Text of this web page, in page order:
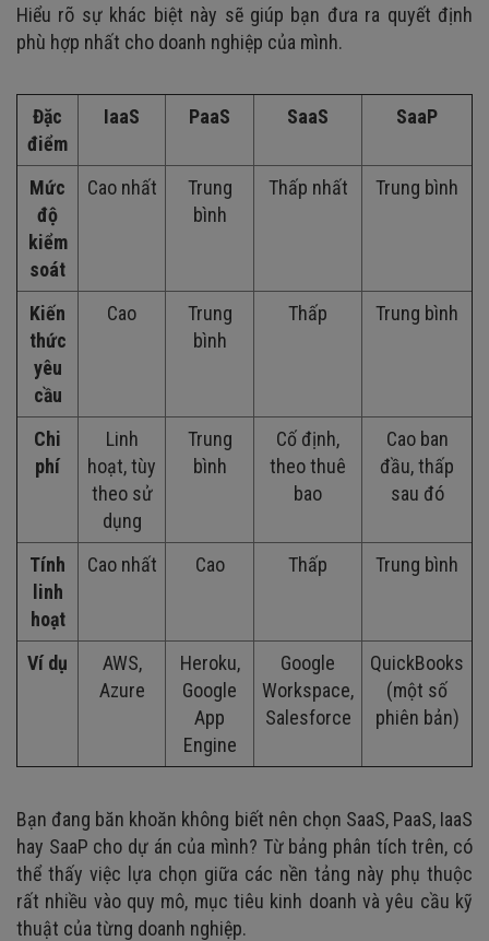
Hiểu rõ sự khác biệt này sẽ giúp bạn đưa ra quyết định
phù hợp nhất cho doanh nghiệp của mình.
Đặc
điểm
IaaS PaaS SaaS SaaP
Mức
độ
kiểm
soát
Cao nhất
Trung
bình
Thấp nhất Trung bình
Kiến
thức
yêu
cầu
Cao
Trung
bình
Thấp Trung bình
Chi
phí
Linh
hoạt, tùy
theo sử
dụng
Trung
bình
Cố định,
theo thuê
bao
Cao ban
đầu, thấp
sau đó
Tính
linh
hoạt
Cao nhất Cao Thấp Trung bình
Ví dụ
AWS,
Azure
Heroku,
Google
App
Engine
Google
Workspace,
Salesforce
QuickBooks
(một số
phiên bản)
Bạn đang băn khoăn không biết nên chọn SaaS, PaaS, IaaS
hay SaaP cho dự án của mình? Từ bảng phân tích trên, có
thể thấy việc lựa chọn giữa các nền tảng này phụ thuộc
rất nhiều vào quy mô, mục tiêu kinh doanh và yêu cầu kỹ
thuật của từng doanh nghiệp.